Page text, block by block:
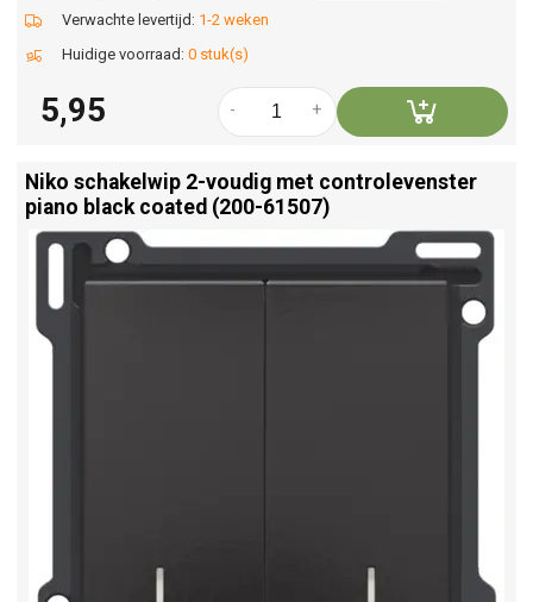
Verwachte levertijd: 1-2 weken
Huidige voorraad: 0 stuk(s)
5,95 +
-
Niko schakelwip 2-voudig met controlevenster
piano black coated (200-61507)